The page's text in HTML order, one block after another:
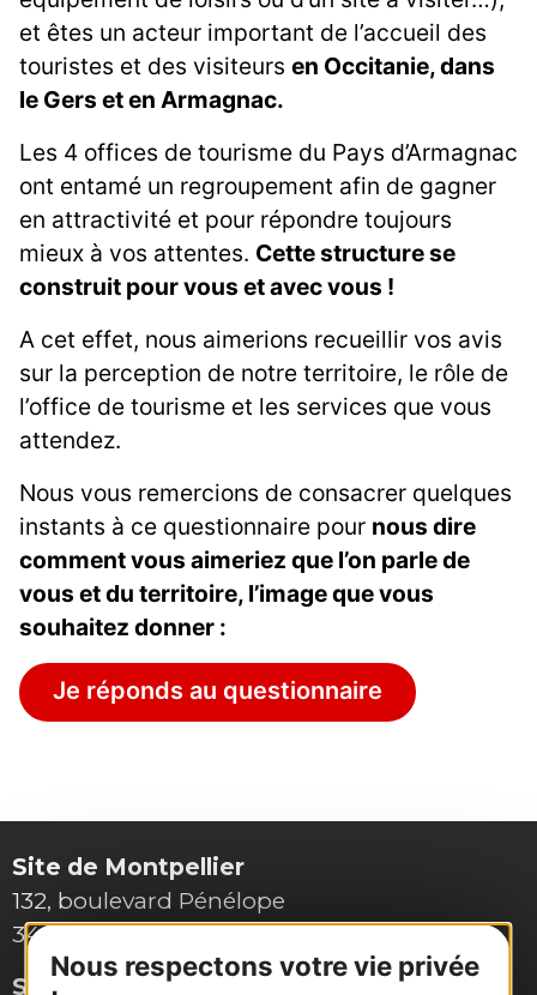
Nous respectons votre vie privée
et êtes un acteur important de l’accueil des
touristes et des visiteurs en Occitanie, dans
le Gers et en Armagnac.
Les 4 offices de tourisme du Pays d’Armagnac
ont entamé un regroupement afin de gagner
en attractivité et pour répondre toujours
mieux à vos attentes. Cette structure se
construit pour vous et avec vous !
A cet effet, nous aimerions recueillir vos avis
sur la perception de notre territoire, le rôle de
l’office de tourisme et les services que vous
attendez.
Nous vous remercions de consacrer quelques
instants à ce questionnaire pour nous dire
comment vous aimeriez que l’on parle de
vous et du territoire, l’image que vous
souhaitez donner :
Je réponds au questionnaire
Site de Montpellier
132, boulevard Pénélope
34000 Montpellier
Site de Toulouse